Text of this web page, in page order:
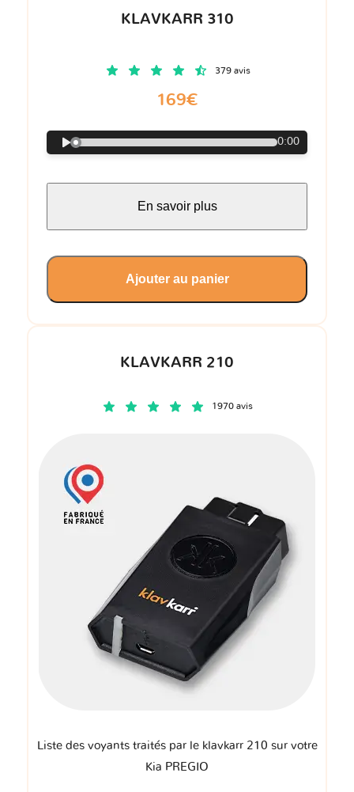
KLAVKARR 210
1970 avis
Liste des voyants traités par le klavkarr 210 sur votre
Kia PREGIO
KLAVKARR 310
379 avis
169€
0:00
En savoir plus
Ajouter au panier